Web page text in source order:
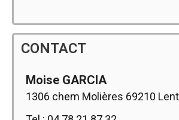
CONTACT
Moise GARCIA
1306 chem Molières 69210